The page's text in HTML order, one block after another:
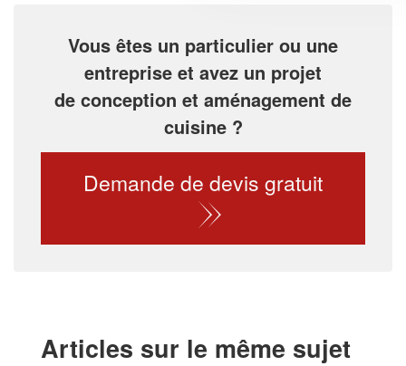
Vous êtes un particulier ou une
entreprise et avez un projet
de conception et aménagement de
cuisine ?
Demande de devis gratuit
Articles sur le même sujet